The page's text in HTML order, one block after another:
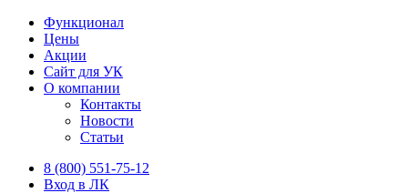
Функционал
Цены
Акции
Сайт для УК
О компании
Контакты
Новости
Статьи
8 (800) 551-75-12
Вход в ЛК